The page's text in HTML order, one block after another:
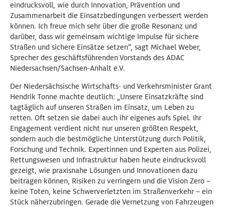
eindrucksvoll, wie durch Innovation, Prävention und
Zusammenarbeit die Einsatzbedingungen verbessert werden
können. Ich freue mich sehr über die große Resonanz und
darüber, dass wir gemeinsam wichtige Impulse für sichere
Straßen und sichere Einsätze setzen“, sagt Michael Weber,
Sprecher des geschäftsführenden Vorstands des ADAC
Niedersachsen/Sachsen-Anhalt e.V.
Der Niedersächsische Wirtschafts- und Verkehrsminister Grant
Hendrik Tonne machte deutlich: „Unsere Einsatzkräfte sind
tagtäglich auf unseren Straßen im Einsatz, um Leben zu
retten. Oft setzen sie dabei auch ihr eigenes aufs Spiel. Ihr
Engagement verdient nicht nur unseren größten Respekt,
sondern auch die bestmögliche Unterstützung durch Politik,
Forschung und Technik. Expertinnen und Experten aus Polizei,
Rettungswesen und Infrastruktur haben heute eindrucksvoll
gezeigt, wie praxisnahe Lösungen und Innovationen dazu
beitragen können, Risiken zu verringern und die Vision Zero –
keine Toten, keine Schwerverletzten im Straßenverkehr – ein
Stück näherzubringen. Gerade die Vernetzung von Fahrzeugen